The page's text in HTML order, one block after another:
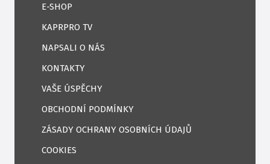
E-SHOP
KAPRPRO TV
NAPSALI O NÁS
KONTAKTY
VAŠE ÚSPĚCHY
OBCHODNÍ PODMÍNKY
ZÁSADY OCHRANY OSOBNÍCH ÚDAJŮ
COOKIES